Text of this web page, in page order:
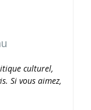
culturel,
Si vous aimez,